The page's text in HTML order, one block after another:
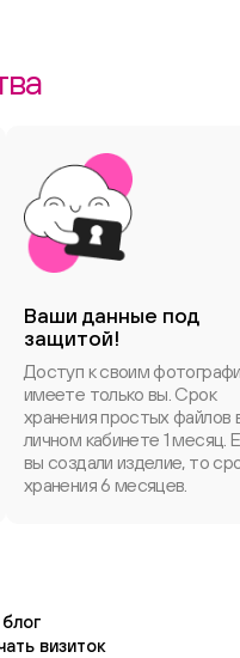
Ваши данные под
защитой!
Доступ к своим
имеете только вы. Срок
хранения простых файлов
личном кабинете 1 месяц.
вы создали изделие, то
хранения 6 месяцев.
визиток